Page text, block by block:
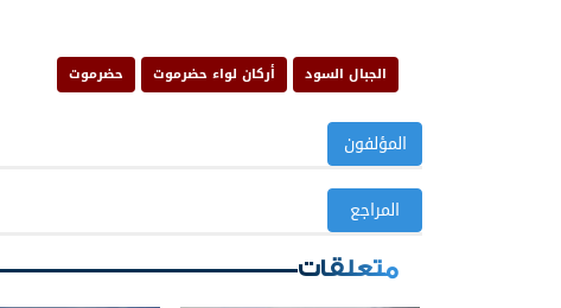
الجبال السود أركان لواء حضرموت حضرموت
المؤلفون
المراجع
متعلقات